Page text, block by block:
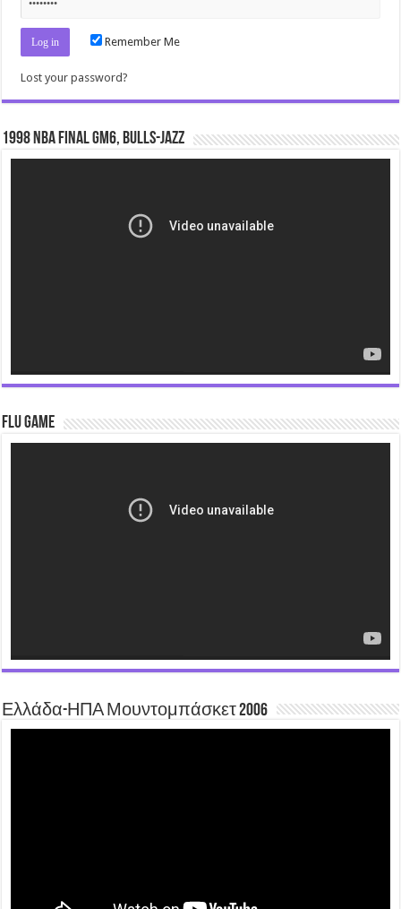
Remember Me
Lost your password?
1998 NBA Final gm6, Bulls-Jazz
Flu Game
Ελλάδα-ΗΠΑ Μουντομπάσκετ 2006